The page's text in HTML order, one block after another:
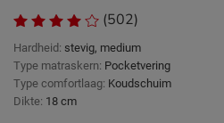
(502)
Hardheid: stevig, medium
Type matraskern: Pocketvering
Type comfortlaag: Koudschuim
Dikte: 18 cm